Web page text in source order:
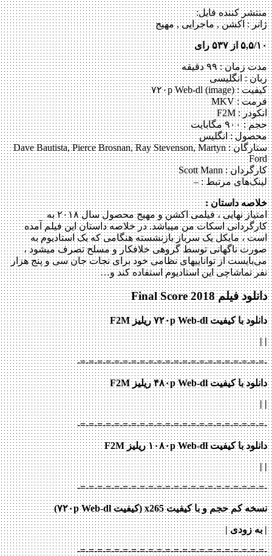
منتشر کننده فایل:
ژانر : اکشن , ماجرایی , مهیج
۵,۵/۱۰ از ۵۳۷ رای
مدت زمان : ۹۹ دقیقه
زبان : انگلیسی
کیفیت : ۷۲۰p Web-dl (image)
فرمت : MKV
انکودر : F2M
حجم : ۹۰۰ مگابایت
محصول : انگلیس
ستارگان :Dave Bautista, Pierce Brosnan, Ray Stevenson, Martyn
Ford
کارگردان :Scott Mann
لینک‌های مرتبط :–
خلاصه داستان :
امتیاز نهایی ، فیلمی اکشن و مهیج محصول سال ۲۰۱۸ به
کارگردانی اسکات من می‎باشد. در خلاصه داستان این فیلم آمده
است ، مایکل یک سرباز بازنشسته هنگامی که یک استادیوم به
صورت ناگهانی توسط گروهی خلافکار و مسلح تصرف می‎شود ،
می‌‎بایست از توانایی‎های نظامی خود برای نجات جان سی و پنج هزار
نفر تماشاچی این استادیوم استفاده کند و…
دانلود فیلم Final Score 2018
دانلود با کیفیت ۷۲۰p Web-dl ریلیز F2M
|
|
-=-=-=-=-=-=-=-=-=-=-=-=-=-=-=-=-=-=-=-=-=-=-
دانلود با کیفیت ۴۸۰p Web-dl ریلیز F2M
|
|
-=-=-=-=-=-=-=-=-=-=-=-=-=-=-=-=-=-=-=-=-=-=-
دانلود با کیفیت ۱۰۸۰p Web-dl ریلیز F2M
|
|
-=-=-=-=-=-=-=-=-=-=-=-=-=-=-=-=-=-=-=-=-=-=-
نسخه کم حجم و با کیفیت x265 (کیفیت ۷۲۰p Web-dl)
| به زودی |
-=-=-=-=-=-=-=-=-=-=-=-=-=-=-=-=-=-=-=-=-=-=-